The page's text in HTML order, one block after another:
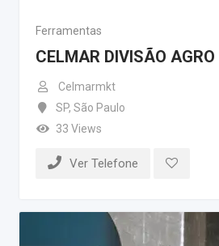
Ferramentas
CELMAR DIVISÃO AGRO
Celmarmkt
SP, São Paulo
33 Views
Ver Telefone